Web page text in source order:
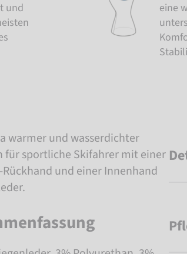
und
eine
warmer und wasserdichter
für sportliche Skifahrer mit einer
und einer Innenhand